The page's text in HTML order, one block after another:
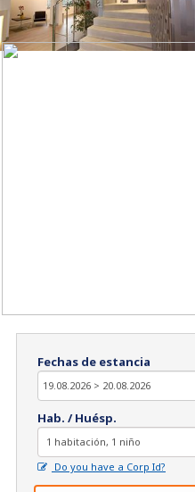
Fechas de estancia
Hab. / Huésp.
Do you have a Corp Id?